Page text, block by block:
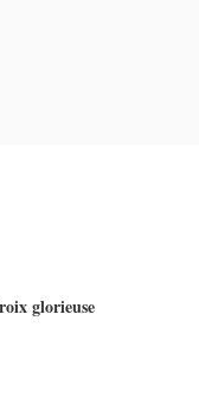
glorieuse